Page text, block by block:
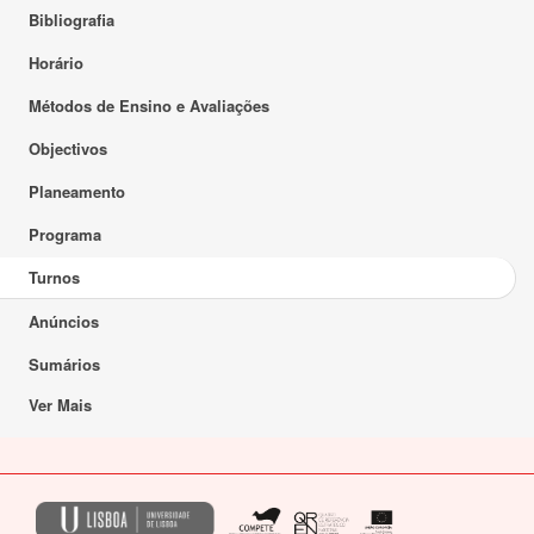
Bibliografia
Horário
Métodos de Ensino e Avaliações
Objectivos
Planeamento
Programa
Turnos
Anúncios
Sumários
Ver Mais